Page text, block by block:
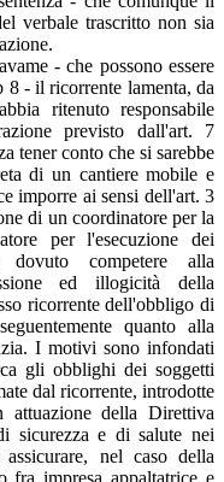
verbale trascritto non sia
- che possono essere
- il ricorrente lamenta, da
ritenuto responsabile
previsto dall'art. 7
tener conto che si sarebbe
di un cantiere mobile e
imporre ai sensi dell'art. 3
di un coordinatore per la
per l'esecuzione dei
dovuto competere alla
ed illogicità della
ricorrente dell'obbligo di
quanto alla
I motivi sono infondati
gli obblighi dei soggetti
dal ricorrente, introdotte
della Direttiva
sicurezza e di salute nei
nel caso della
fra impresa appaltatrice e